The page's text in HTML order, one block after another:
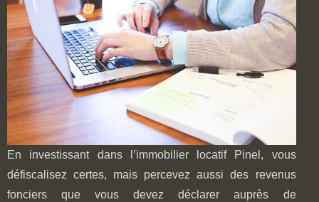
En investissant dans l’immobilier locatif Pinel, vous
défiscalisez certes, mais percevez aussi des revenus
fonciers que vous devez déclarer auprès de